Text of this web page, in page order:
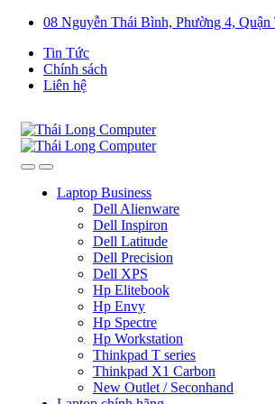
08 Nguyễn Thái Bình, Phường 4,
Tin Tức
Chính sách
Liên hệ
Laptop Business
Dell Alienware
Dell Inspiron
Dell Latitude
Dell Precision
Dell XPS
Hp Elitebook
Hp Envy
Hp Spectre
Hp Workstation
Thinkpad T series
Thinkpad X1 Carbon
New Outlet / Seconhand